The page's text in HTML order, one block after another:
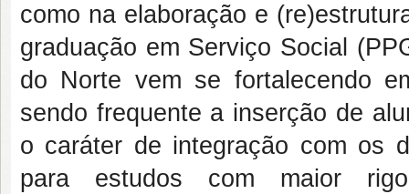
como na elaboração e
graduação em Serviço Social
do Norte vem se fortalecendo
sendo frequente a inserção de
o caráter de integração com os
para estudos com maior